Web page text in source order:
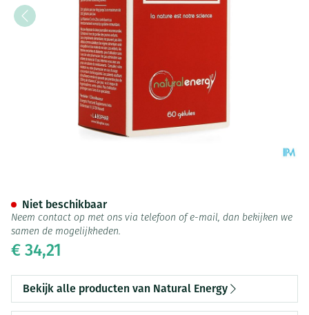
€ 34,21
Niet beschikbaar
Neem contact op met ons via telefoon of e-mail, dan bekijken we
samen de mogelijkheden.
Bekijk alle producten van Natural Energy